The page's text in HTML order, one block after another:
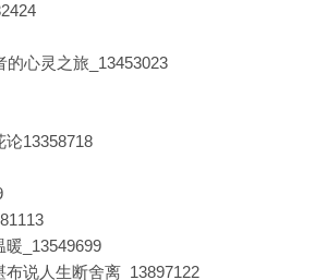
心灵之旅_13453023
13358718
_13549699
说人生断舍离_13897122